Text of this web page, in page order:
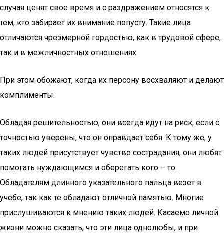
случая ценят свое время и с раздражением относятся к
тем, кто забирает их внимание попусту. Такие лица
отличаются чрезмерной гордостью, как в трудовой сфере,
так и в межличностных отношениях
При этом обожают, когда их персону восхваляют и делают
комплименты.
Обладая решительностью, они всегда идут на риск, если с
точностью уверены, что он оправдает себя. К тому же, у
таких людей присутствует чувство сострадания, они любят
помогать нуждающимся и оберегать кого – то.
Обладателям длинного указательного пальца везет в
учебе, так как те обладают отличной памятью. Многие
прислушиваются к мнению таких людей. Касаемо личной
жизни можно сказать, что эти лица однолюбы, и при